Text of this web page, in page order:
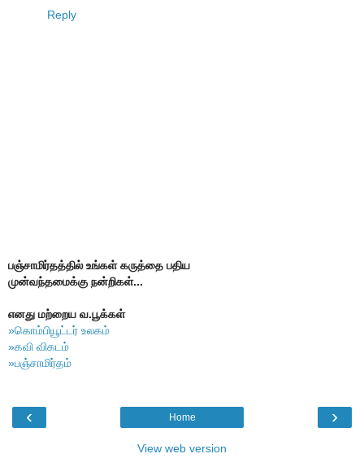
Reply
பஞ்சாமிர்தத்தில் உங்கள் கருத்தை பதிய
முன்வந்தமைக்கு நன்றிகள்...
எனது மற்றைய வ.பூக்கள்
»கொம்பியூட்டர் உலகம்
»கவி விகடம்
»பஞ்சாமிர்தம்
‹ ›
Home
View web version